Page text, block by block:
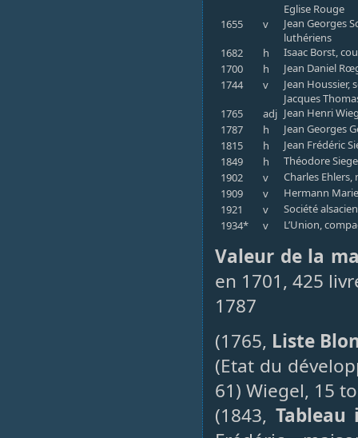
Eglise Rouge
1655
v
Jean Georges
luthériens
1682
h
Isaac Borst,
1700
h
Jean Daniel
1744
v
Jean Houssier,
Jacques
1765
adj Jean Henri
1787
h
Jean Georges
1815
h
Jean Frédéric
1849
h
Théodore
1902
v
Charles
1909
v
Hermann
1921
v
Société
1934*
v L’Union,
Valeur de la
en 1701, 425
1787
(1765, Liste
(Etat du
61) Wiegel, 15
(1843,